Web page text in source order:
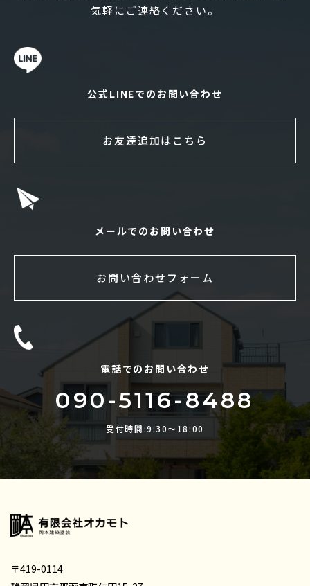
気軽にご連絡ください。
公式LINEでのお問い合わせ
お友達追加はこちら
メールでのお問い合わせ
お問い合わせフォーム
電話でのお問い合わせ
090-5116-8488
受付時間:9:30〜18:00
〒419-0114